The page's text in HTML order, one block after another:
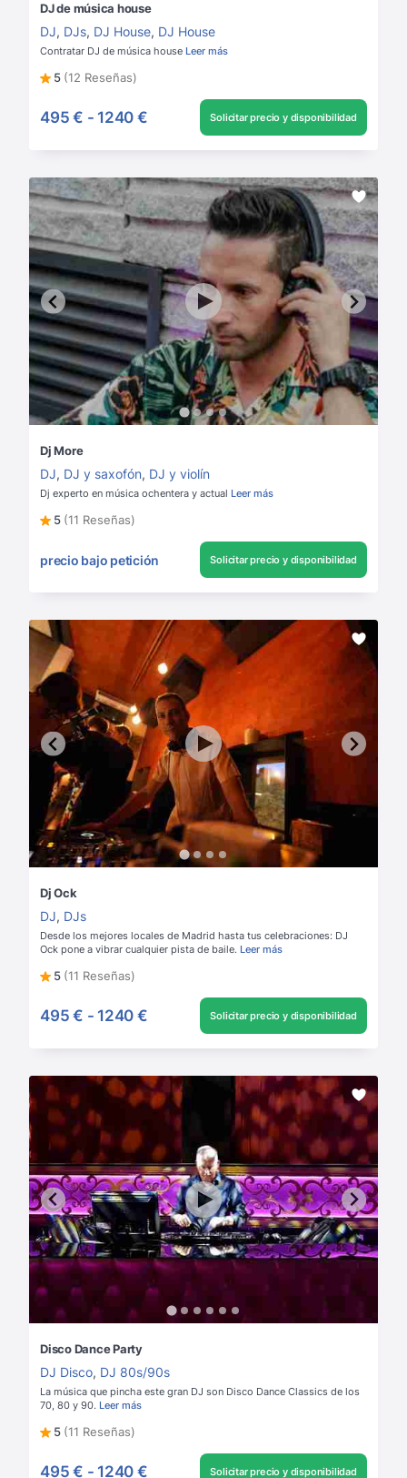
DJ de música house
DJ, DJs, DJ House, DJ House
Contratar DJ de música house Leer más
5 (12 Reseñas)
495 € - 1240 € Solicitar precio y disponibilidad
Dj More
DJ, DJ y saxofón, DJ y violín
Dj experto en música ochentera y actual Leer más
5 (11 Reseñas)
precio bajo petición Solicitar precio y disponibilidad
Dj Ock
DJ, DJs
Desde los mejores locales de Madrid hasta tus celebraciones: DJ
Ock pone a vibrar cualquier pista de baile. Leer más
5 (11 Reseñas)
495 € - 1240 € Solicitar precio y disponibilidad
Disco Dance Party
DJ Disco, DJ 80s/90s
La música que pincha este gran DJ son Disco Dance Classics de los
70, 80 y 90. Leer más
5 (11 Reseñas)
495 € - 1240 € Solicitar precio y disponibilidad